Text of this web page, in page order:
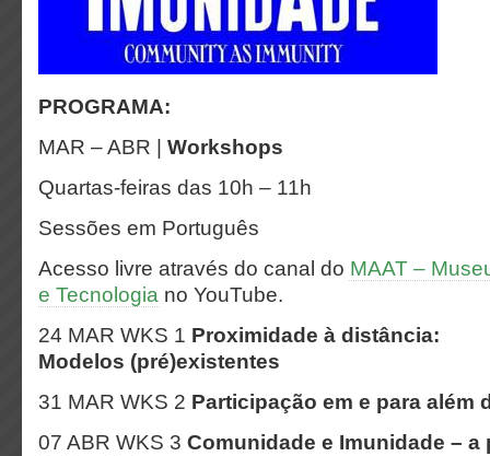
PROGRAMA:
MAR – ABR |
Workshops
Quartas-feiras das 10h – 11h
Sessões em Português
Acesso livre através do canal do MAAT –
e Tecnologia no YouTube.
24 MAR WKS 1 Proximidade à distância:
Modelos (pré)existentes
31 MAR WKS 2 Participação em e para além
07 ABR WKS 3 Comunidade e Imunidade – a